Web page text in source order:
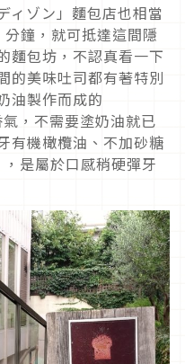
ィゾン」麵包店也相當
鐘，就可抵達這間隱
麵包坊，不認真看一下
的美味吐司都有著特別
油製作而成的
，不需要塗奶油就已
有機橄欖油、不加砂糖
是屬於口感稍硬彈牙